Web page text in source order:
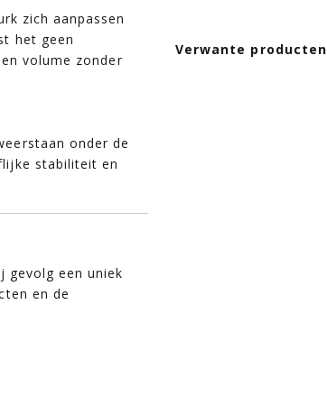
zich aanpassen
het geen
volume zonder
​​onder de
stabiliteit en
gevolg een uniek
en de
Verwante producten